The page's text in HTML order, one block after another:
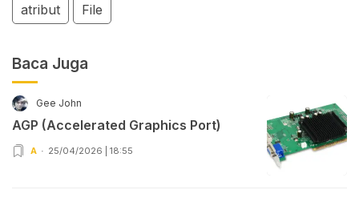
atribut File
Baca Juga
Gee John
AGP (Accelerated Graphics Port)
A 25/04/2026 | 18:55